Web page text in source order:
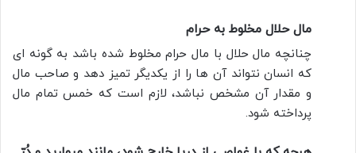
مال حلال مخلوط به حرام
چنانچه مال حلال با مال حرام مخلوط شده باشد به گونه ای
كه انسان نتواند آن ها را از یكدیگر تمیز دهد و صاحب مال
و مقدار آن مشخص نباشد، لازم است که خمس تمام مال
پرداخته شود.